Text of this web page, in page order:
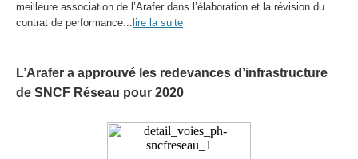
meilleure association de l’Arafer dans l’élaboration et la révision du
contrat de performance... lire la suite
L’Arafer a approuvé les redevances d’infrastructure
de SNCF Réseau pour 2020